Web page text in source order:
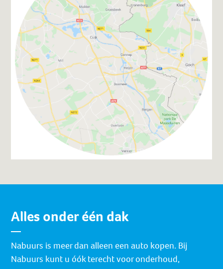
Alles onder één dak
Nabuurs is meer dan alleen een auto kopen. Bij
Nabuurs kunt u óók terecht voor onderhoud,